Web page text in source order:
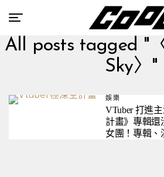
All posts tagged "
Sky〉"
娛樂
VTuber 打進
計畫》專輯還
女團！專輯、